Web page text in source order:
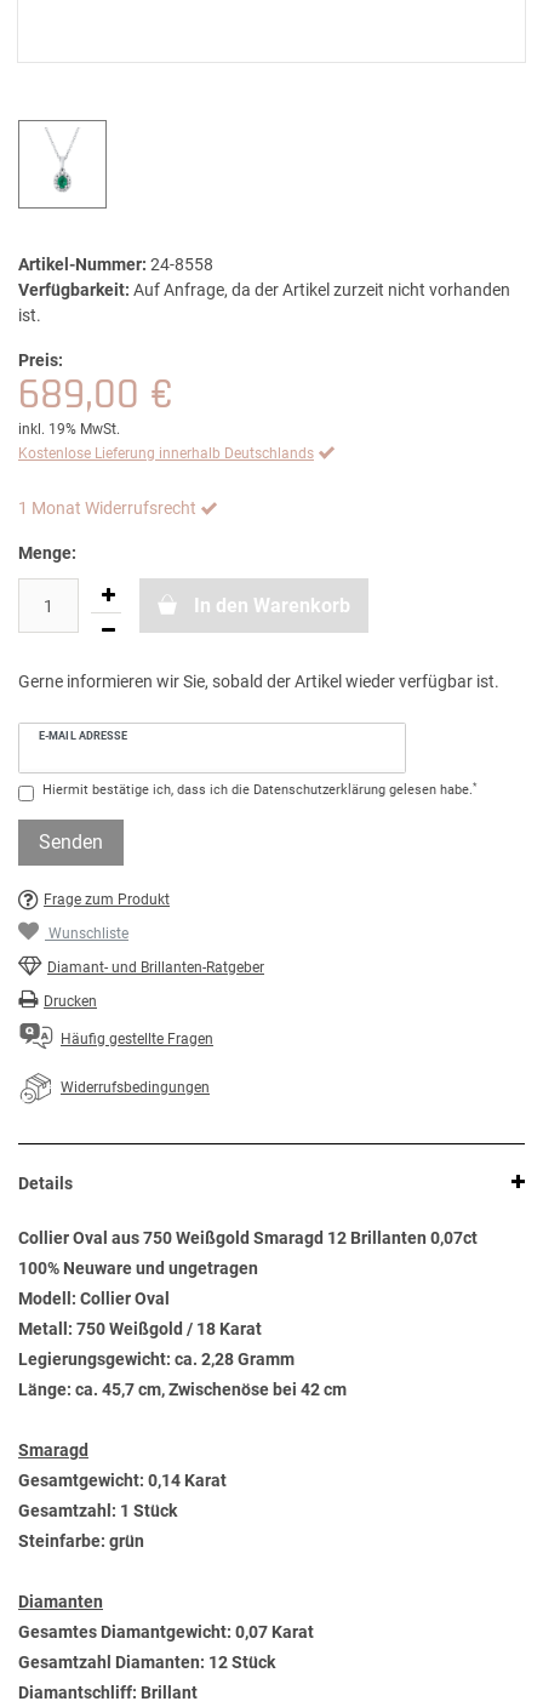
Artikel-Nummer: 24-8558
Verfügbarkeit: Auf Anfrage, da der Artikel zurzeit nicht vorhanden
ist.
Preis:
689,00 €
inkl. 19% MwSt.
Kostenlose Lieferung innerhalb Deutschlands
1 Monat Widerrufsrecht
Menge:
In den Warenkorb
Gerne informieren wir Sie, sobald der Artikel wieder verfügbar ist.
E-MAIL ADRESSE
Hiermit bestätige ich, dass ich die Daten­schutz­erklärung gelesen habe.*
Senden
Frage zum Produkt
Wunschliste
Diamant- und Brillanten-Ratgeber
Drucken
Häufig gestellte Fragen
Widerrufsbedingungen
Details
Collier Oval aus 750 Weißgold Smaragd 12 Brillanten 0,07ct
100% Neuware und ungetragen
Modell: Collier Oval
Metall: 750 Weißgold / 18 Karat
Legierungsgewicht: ca. 2,28 Gramm
Länge: ca. 45,7 cm, Zwischenöse bei 42 cm
Smaragd
Gesamtgewicht: 0,14 Karat
Gesamtzahl: 1 Stück
Steinfarbe: grün
Diamanten
Gesamtes Diamantgewicht: 0,07 Karat
Gesamtzahl Diamanten: 12 Stück
Diamantschliff: Brillant